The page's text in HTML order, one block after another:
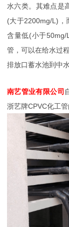
水六类。其难点是
(大于2200mg/L)，
含量低(小于50mg/
管，可以在给水过
排放口蓄水池到中
南艺管业有限公司
浙艺牌CPVC化工